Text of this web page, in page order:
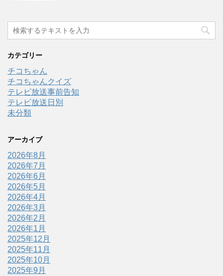
カテゴリー
チコちゃん
チコちゃんクイズ
テレビ放送事前告知
テレビ放送日別
未分類
アーカイブ
2026年8月
2026年7月
2026年6月
2026年5月
2026年4月
2026年3月
2026年2月
2026年1月
2025年12月
2025年11月
2025年10月
2025年9月